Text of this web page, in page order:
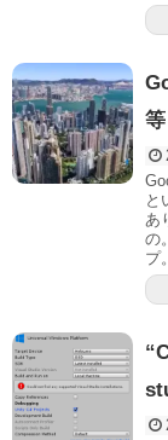
等
と
あ
の
プ